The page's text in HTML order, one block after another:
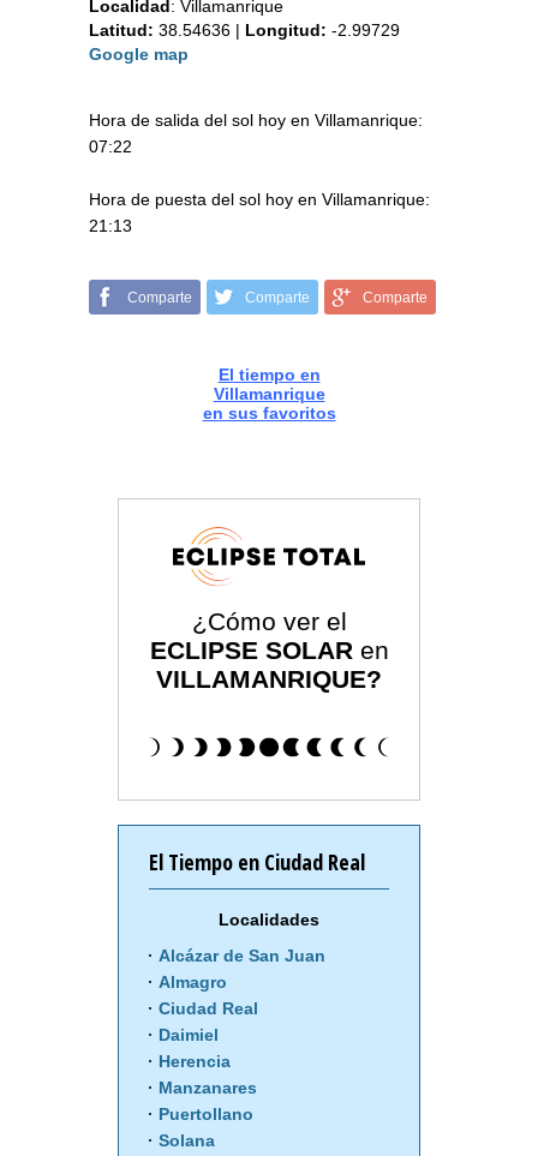
Localidad : Villamanrique
Latitud: 38.54636 | Longitud: -2.99729
Google map
Hora de salida del sol hoy en Villamanrique:
07:22
Hora de puesta del sol hoy en Villamanrique:
21:13
Comparte Comparte Comparte
El tiempo en
Villamanrique
en sus favoritos
¿Cómo ver el
ECLIPSE SOLAR en
VILLAMANRIQUE?
El Tiempo en Ciudad Real
Localidades
Alcázar de San Juan
Almagro
Ciudad Real
Daimiel
Herencia
Manzanares
Puertollano
Solana